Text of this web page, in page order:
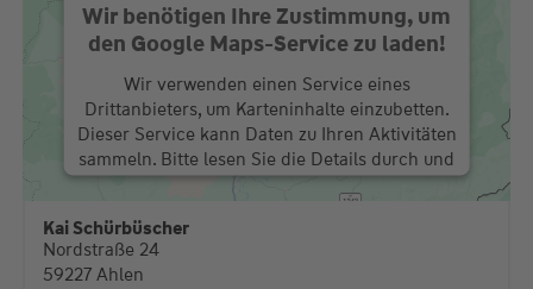
Wir benötigen Ihre Zustimmung, um
den Google Maps-Service zu laden!
Wir verwenden einen Service eines
Drittanbieters, um Karteninhalte einzubetten.
Dieser Service kann Daten zu Ihren Aktivitäten
sammeln. Bitte lesen Sie die Details durch und
stimmen Sie der Nutzung des Service zu, um
diese Karte anzuzeigen.
Kai Schürbüscher
Nordstraße 24
59227 Ahlen